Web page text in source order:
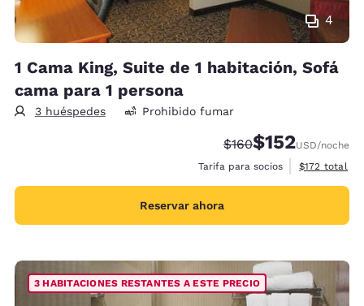
4
1 Cama King, Suite de 1 habitación, Sofá
cama para 1 persona
3 huéspedes Prohibido fumar
Precio tachado:
$160Precio con
$152USD/noche
Tarifa para socios
Ver detalles
$172 total
Reservar ahora
3 HABITACIONES RESTANTES A ESTE PRECIO